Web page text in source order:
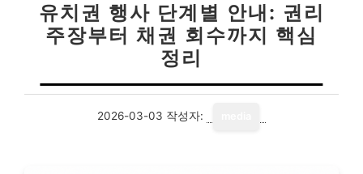
유치권 행사 단계별 안내: 권리
주장부터 채권 회수까지 핵심
정리
2026-03-03 작성자: